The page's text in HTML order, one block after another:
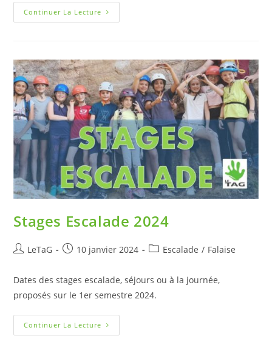
Continuer La Lecture
Stages Escalade 2024
LeTaG 10 janvier 2024 Escalade / Falaise
Dates des stages escalade, séjours ou à la journée,
proposés sur le 1er semestre 2024.
Continuer La Lecture